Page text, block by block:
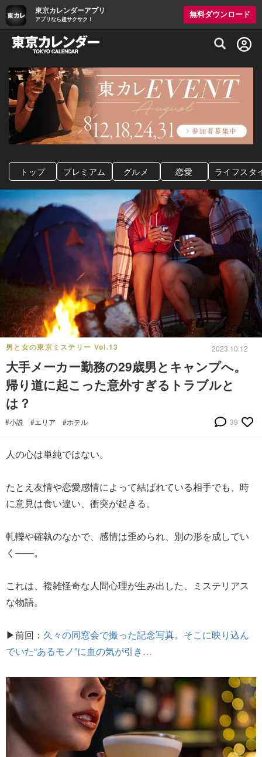
東京カレンダーアプリ
アプリなら超サクサク！
無料ダウンロード
グルメ情報・プレミアムレストラン予約
トップ プレミアム グルメ 恋愛 ライフスタ
男と女の東京ミステリー Vol.13 2023.10.12
大手メーカー勤務の29歳男とキャンプへ。
帰り道に起こった意外すぎるトラブルと
は？
#小説 #エリア #ホテル 39
人の心は単純ではない。
たとえ友情や恋愛感情によって結ばれている相手でも、時
に意見は食い違い、衝突が起きる。
軋轢や確執のなかで、感情は歪められ、別の形を成してい
く――。
これは、複雑怪奇な人間心理が生み出した、ミステリアス
な物語。
▶前回： 久々の同窓会で撮った記念写真。そこに映り込ん
でいた“あるモノ”に血の気が引き…